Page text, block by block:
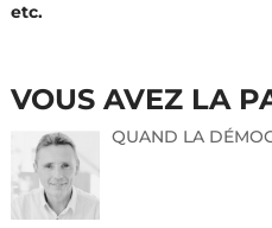
etc.
VOUS AVEZ LA
QUAND LA